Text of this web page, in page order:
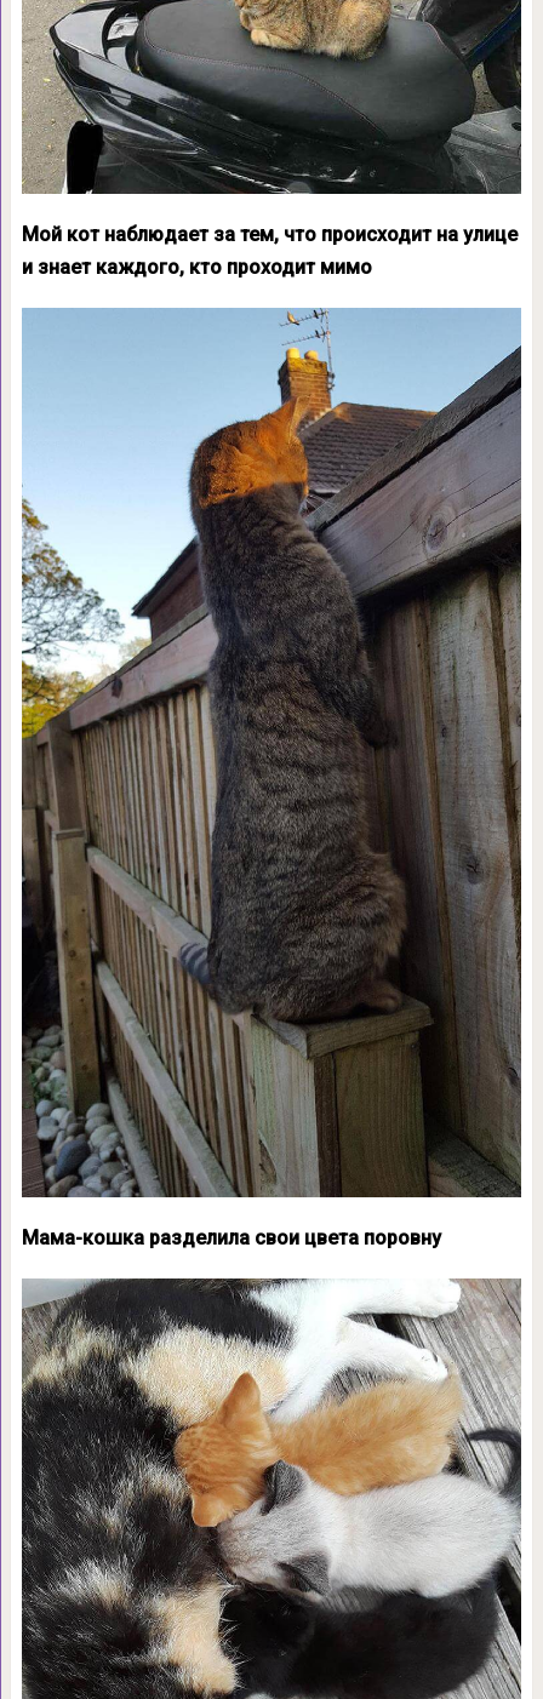
Мой кот наблюдает за тем, что происходит на улице
и знает каждого, кто проходит мимо
Мама-кошка разделила свои цвета поровну